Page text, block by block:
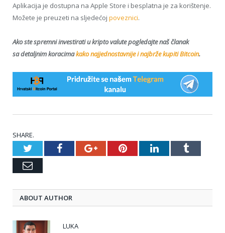
Aplikacija je dostupna na Apple Store i besplatna je za korištenje.
Možete je preuzeti na sljedećoj poveznici.
Ako ste spremni investirati u kripto valute pogledajte naš članak
sa detaljnim koracimakako najjednostavnije i najbrže kupiti Bitcoin.
SHARE.
TwitterFacebookGoogle+PinterestLinkedInTumblr
Email
ABOUT AUTHOR
LUKA